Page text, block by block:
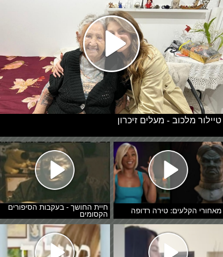
מאחורי הקלעים: טירה רדופה
חיית החושך - בעקבות הסיפורים
הקסומים
טיילור מלכוב - מעלים זיכרון